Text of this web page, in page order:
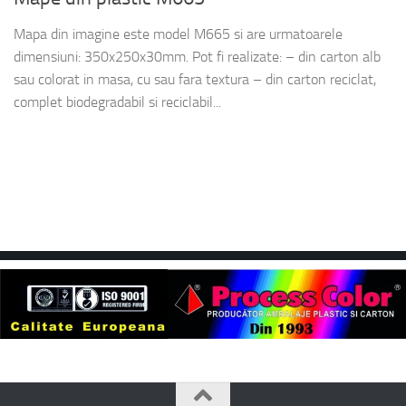
Mapa din imagine este model M665 si are urmatoarele
dimensiuni: 350x250x30mm. Pot fi realizate: – din carton alb
sau colorat in masa, cu sau fara textura – din carton reciclat,
complet biodegradabil si reciclabil...